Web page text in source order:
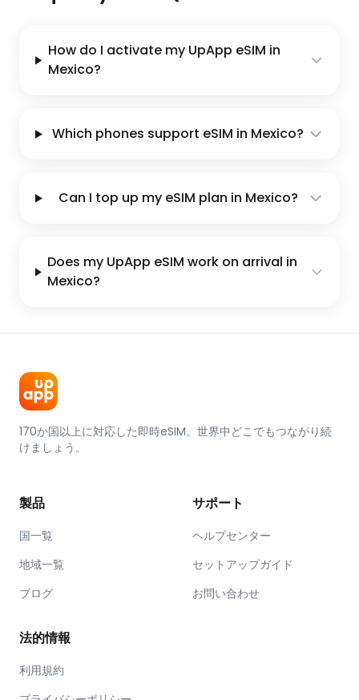
How do I activate my UpApp eSIM in
Mexico?
Which phones support eSIM in Mexico?
Can I top up my eSIM plan in Mexico?
Does my UpApp eSIM work on arrival in
Mexico?
170か国以上に対応した即時eSIM。世界中どこでもつながり続
けましょう。
製品
国一覧
地域一覧
ブログ
サポート
ヘルプセンター
セットアップガイド
お問い合わせ
法的情報
利用規約